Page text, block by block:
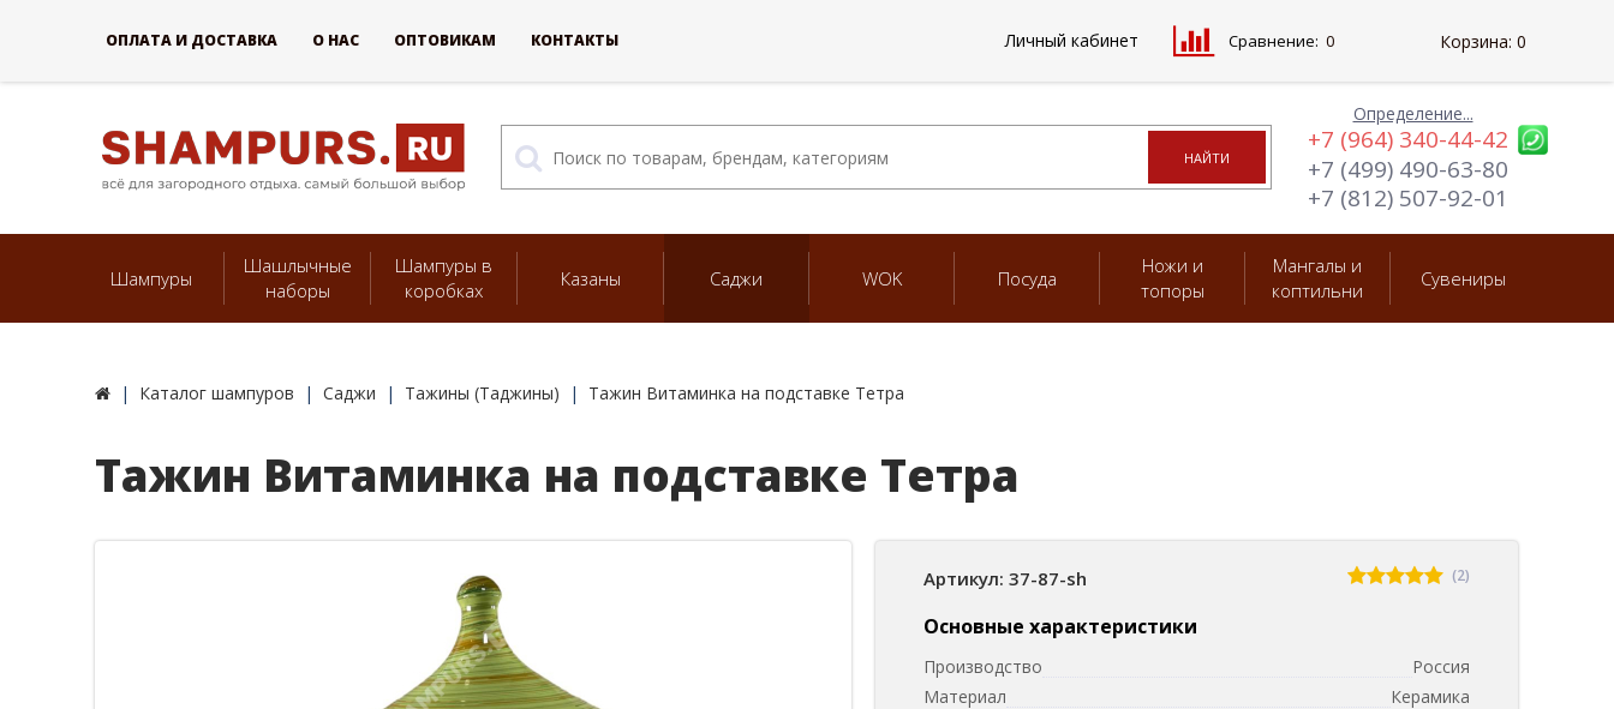
Определение...
+7 (964) 340-44-42
+7 (499) 490-63-80
+7 (812) 507-92-01
Шампуры
Шашлычные
наборы
Шампуры в
коробках
Казаны Саджи WOK Посуда
Ножи и
топоры
Мангалы и
коптильни
Сувениры
Каталог шампуров Саджи Тажины (Таджины) Тажин Витаминка на подставке Тетра
Тажин Витаминка на подставке Тетра
Артикул: 37-87-sh (2)
Основные характеристики
Производство
Россия
Материал
Керамика
ОПЛАТА И ДОСТАВКА О НАС ОПТОВИКАМ КОНТАКТЫ Личный кабинет Сравнение: 0 Корзина: 0